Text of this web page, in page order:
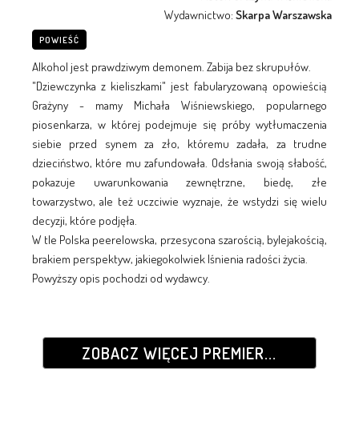
Wydawnictwo:Skarpa Warszawska
POWIEŚĆ
Alkohol jest prawdziwym demonem. Zabija bez skrupułów.
"Dziewczynka z kieliszkami" jest fabularyzowaną opowieścią
Grażyny - mamy Michała Wiśniewskiego, popularnego
piosenkarza, w której podejmuje się próby wytłumaczenia
siebie przed synem za zło, któremu zadała, za trudne
dzieciństwo, które mu zafundowała. Odsłania swoją słabość,
pokazuje uwarunkowania zewnętrzne, biedę, złe
towarzystwo, ale też uczciwie wyznaje, że wstydzi się wielu
decyzji, które podjęła.
W tle Polska peerelowska, przesycona szarością, bylejakością,
brakiem perspektyw, jakiegokolwiek lśnienia radości życia.
Powyższy opis pochodzi od wydawcy.
ZOBACZ WIĘCEJ PREMIER...